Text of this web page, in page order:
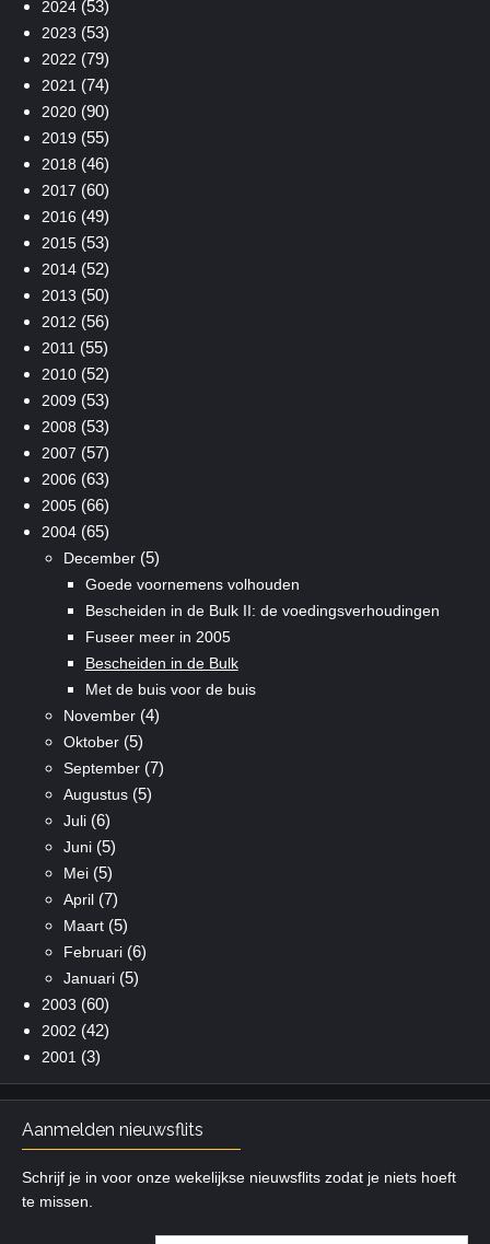
2024(53)
2023 (53)
2022 (79)
2021 (74)
2020(90)
2019 (55)
2018 (46)
2017 (60)
2016 (49)
2015(53)
2014(52)
2013 (50)
2012 (56)
2011 (55)
2010(52)
2009 (53)
2008 (53)
2007 (57)
2006 (63)
2005(66)
2004(65)
December(5)
Goede voornemens volhouden
Bescheiden in de Bulk II: de voedingsverhoudingen
Fuseer meer in 2005
Bescheiden in de Bulk
Met de buis voor de buis
November(4)
Oktober(5)
September(7)
Augustus(5)
Juli(6)
Juni(5)
Mei(5)
April(7)
Maart(5)
Februari(6)
Januari(5)
2003 (60)
2002 (42)
2001 (3)
Aanmelden nieuwsflits
Schrijf je in voor onze wekelijkse nieuwsflits zodat je niets hoeft
te missen.